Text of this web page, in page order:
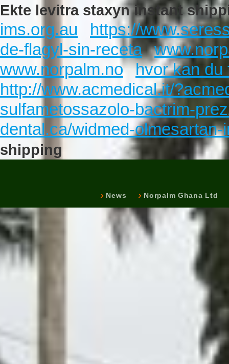
Ekte levitra staxyn instant
ims.org.au
https://
de-flagyl-sin-receta
www.norpalm.no
hvor kan du
http://www.acmedical.it/
sulfametossazolo-bactrim-
dental.ca/widmed-olmesartan-
shipping
News Norpalm Ghana Ltd